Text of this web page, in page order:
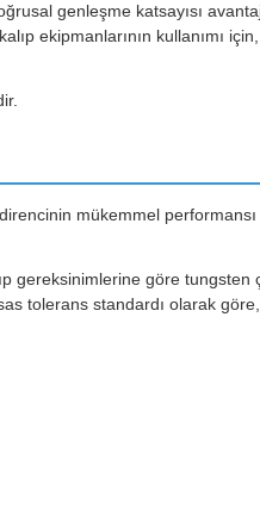
genleşme katsayısı
ekipmanlarının kullanımı
mükemmel
gereksinimlerine göre tungsten
tolerans standardı olarak